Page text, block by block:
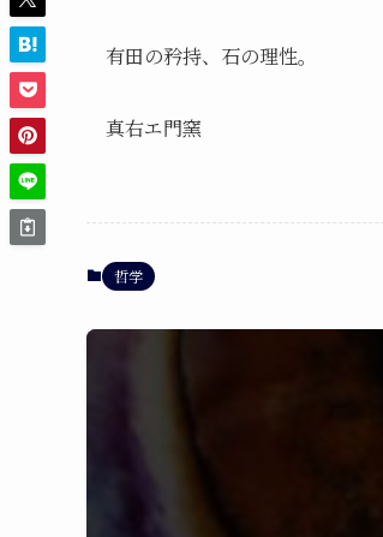
有田の矜持、石の理性。
真右エ門窯
哲学